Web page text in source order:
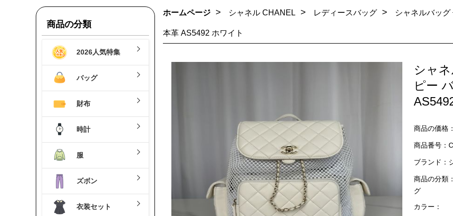
📢 新作入荷！ルイ・ヴィトンスーパーコピー バッグ最新モデルが登場。上質な仕上がり
📢 当店は正真正銘のn級スーパーコピーのみ取扱い。最高品質の再現度を安心してお選び
新作入荷！ルイ・ヴィトンスーパーコピー バッグ最新モデルが登場。上質な仕上がりを
商品の分類
2026人気特集
バッグ
財布
時計
服
ズボン
衣装セット
ホームページ > シャネル CHANEL > レディースバッグ > シャネルバッ
本革 AS5492 ホワイト
シャ
ピー
商品の価格：
商品番号：
ブランド：
商品の分類：
グ
カラー：